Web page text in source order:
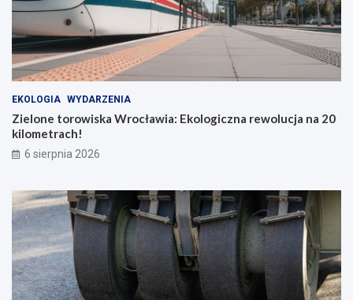
EKOLOGIA WYDARZENIA
Zielone torowiska Wrocławia: Ekologiczna rewolucja na 20
kilometrach!
6 sierpnia 2026